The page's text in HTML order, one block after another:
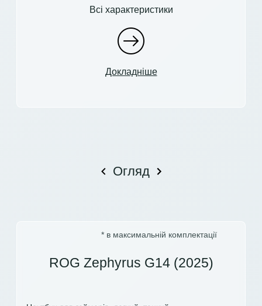
Всі характеристики
Докладніше
Огляд
* в максимальній комплектації
ROG Zephyrus G14 (2025)